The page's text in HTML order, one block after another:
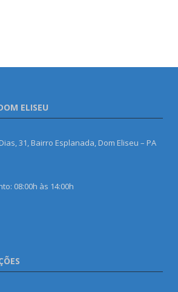
ELISEU
31, Bairro Esplanada, Dom Eliseu – PA
08:00h às 14:00h